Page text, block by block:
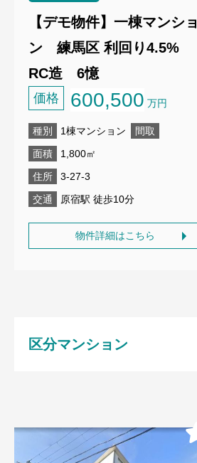
【デモ物件】一棟マンショ
ン 練馬区 利回り4.5%
RC造 6憶
価格 600,500 万円
種別 1棟マンション
間取
面積
1,800㎡
住所
3-27-3
交通
原宿駅 徒歩10分
物件詳細はこちら
区分マンション